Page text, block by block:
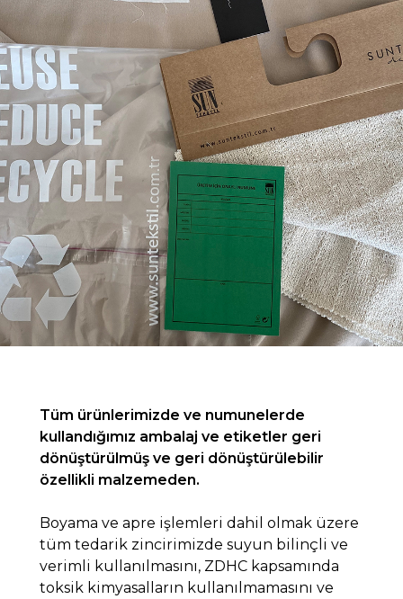
Tüm ürünlerimizde ve numunelerde
kullandığımız ambalaj ve etiketler geri
dönüştürülmüş ve geri dönüştürülebilir
özellikli malzemeden.
Boyama ve apre işlemleri dahil olmak üzere
tüm tedarik zincirimizde suyun bilinçli ve
verimli kullanılmasını, ZDHC kapsamında
toksik kimyasalların kullanılmamasını ve